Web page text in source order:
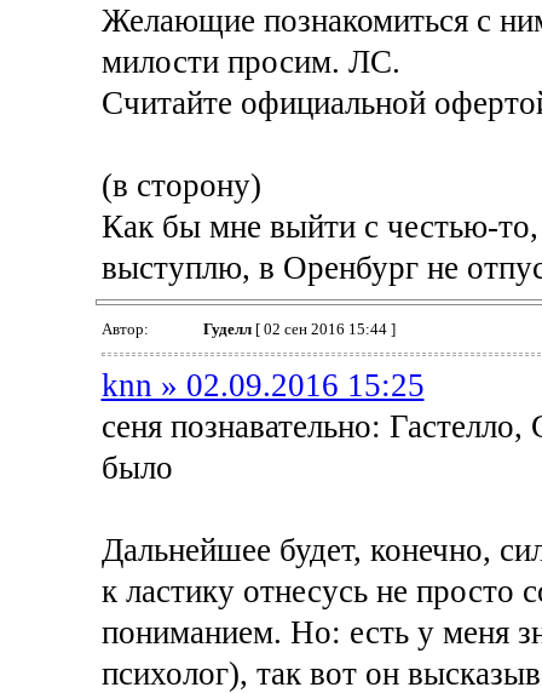
Желающие познакомиться с
милости просим. ЛС.
Считайте официальной
(в сторону)
Как бы мне выйти с честью-то,
выступлю, в Оренбург не
Автор: Гуделл[ 02 сен 2016 15:44 ]
knn » 02.09.2016 15:25
сеня познавательно:
было
Дальнейшее будет, конечно,
к ластику отнесусь не просто
пониманием. Но: есть у меня
психолог), так вот он